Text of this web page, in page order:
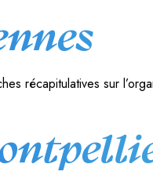
récapitulatives sur